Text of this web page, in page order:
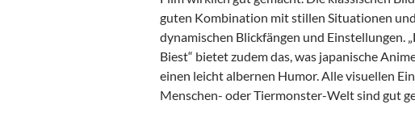
guten Kombination mit stillen Situationen
dynamischen Blickfängen und Einstellungen.
Biest“ bietet zudem das, was japanische
einen leicht albernen Humor. Alle visuellen
Menschen- oder Tiermonster-Welt sind gut